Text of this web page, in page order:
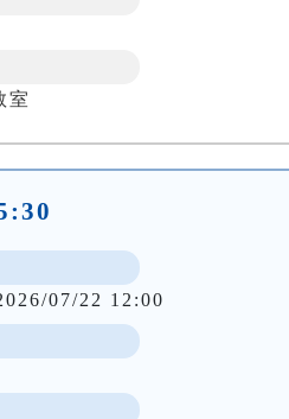
室
07/22 12:00